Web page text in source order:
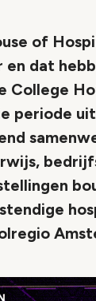
of
en dat
College
periode